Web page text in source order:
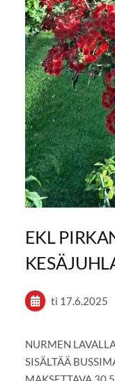
EKL
ti 17.6.2025
NURMEN
SISÄLTÄÄ